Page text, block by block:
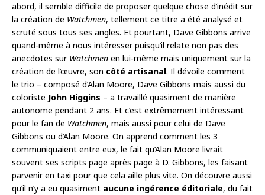
abord, il semble difficile de proposer quelque chose d’inédit sur
la création de Watchmen, tellement ce titre a été analysé et
scruté sous tous ses angles. Et pourtant, Dave Gibbons arrive
quand-même à nous intéresser puisqu’il relate non pas des
anecdotes sur Watchmen en lui-même mais uniquement sur la
création de l’œuvre, son côté artisanal. Il dévoile comment
le trio – composé d’Alan Moore, Dave Gibbons mais aussi du
coloriste John Higgins – a travaillé quasiment de manière
autonome pendant 2 ans. Et c’est extrêmement intéressant
pour le fan de Watchmen, mais aussi pour celui de Dave
Gibbons ou d’Alan Moore. On apprend comment les 3
communiquaient entre eux, le fait qu’Alan Moore livrait
souvent ses scripts page après page à D. Gibbons, les faisant
parvenir en taxi pour que cela aille plus vite. On découvre aussi
qu’il n’y a eu quasiment aucune ingérence éditoriale, du fait